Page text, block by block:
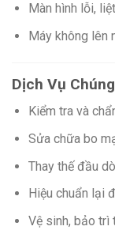
Màn hình lỗi,
Máy không lên
Dịch Vụ
Kiểm tra và
Sửa chữa bo
Thay thế đầu
Hiệu chuẩn lại
Vệ sinh, bảo trì